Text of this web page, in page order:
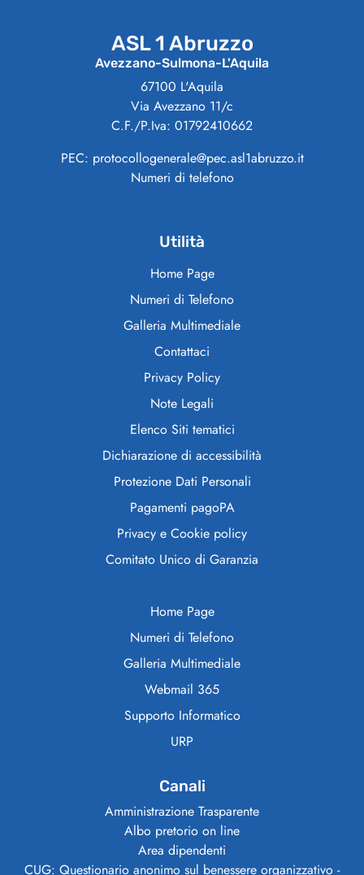
ASL 1 Abruzzo
Avezzano-Sulmona-L'Aquila
67100 L'Aquila
Via Avezzano 11/c
C.F./P.Iva: 01792410662
PEC: protocollogenerale@pec.asl1abruzzo.it
Numeri di telefono
Utilità
Home Page
Numeri di Telefono
Galleria Multimediale
Contattaci
Privacy Policy
Note Legali
Elenco Siti tematici
Dichiarazione di accessibilità
Protezione Dati Personali
Pagamenti pagoPA
Privacy e Cookie policy
Comitato Unico di Garanzia
Home Page
Numeri di Telefono
Galleria Multimediale
Webmail 365
Supporto Informatico
URP
Canali
Amministrazione Trasparente
Albo pretorio on line
Area dipendenti
CUG: Questionario anonimo sul benessere organizzativo -